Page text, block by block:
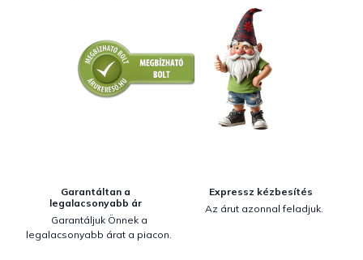
Garantáltan a
legalacsonyabb ár
Garantáljuk Önnek a
legalacsonyabb árat a piacon.
Expressz kézbesítés
Az árut azonnal feladjuk.